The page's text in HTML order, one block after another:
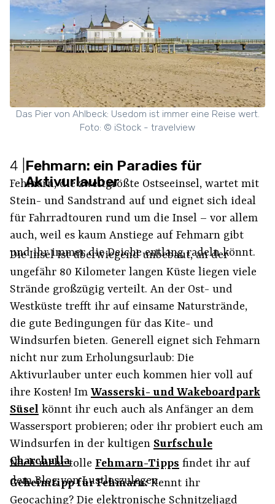
Das Pier von Ahlbeck: Usedom ist immer eine Reise wert.
Foto: © iStock - travelview
4 Fehmarn: ein Paradies für
Aktivurlauber
Fehmarn, die zweitgrößte Ostseeinsel, wartet mit
Stein- und Sandstrand auf und eignet sich ideal
für Fahrradtouren rund um die Insel – vor allem
auch, weil es kaum Anstiege auf Fehmarn gibt
und ihr immer die Deiche entlang radeln könnt.
Die Insel ist überwiegend unbebaut, an der
ungefähr 80 Kilometer langen Küste liegen viele
Strände großzügig verteilt. An der Ost- und
Westküste trefft ihr auf einsame Naturstrände,
die gute Bedingungen für das Kite- und
Windsurfen bieten. Generell eignet sich Fehmarn
nicht nur zum Erholungsurlaub: Die
Aktivurlauber unter euch kommen hier voll auf
ihre Kosten! Im Wasserski- und Wakeboardpark
Süsel könnt ihr euch auch als Anfänger an dem
Wassersport probieren; oder ihr probiert euch am
Windsurfen in der kultigen Surfschule
Charchulla.
Noch mehr tolle Fehmarn-Tipps findet ihr auf
dem Blog von Lustloszulegen.
Geheimtipp für Fehmarn:Kennt ihr
Geocaching? Die elektronische Schnitzeljagd